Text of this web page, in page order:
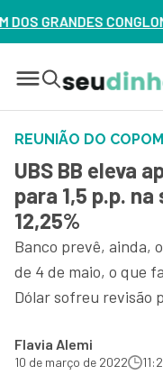
NO BRASIL?
REUNIÃO DO COPOM
UBS BB eleva
para 1,5 p.p.
12,25%
Banco prevê, ainda,
de 4 de maio, o que
Dólar sofreu revisão
Flavia Alemi
10 de março de 2022